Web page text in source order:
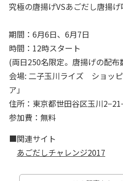
究極の唐揚げVSあごだし唐揚
期間：6月6日、6月7日
時間：12時スタート
(両日250名限定。唐揚げの配
会場: 二子玉川ライズ ショッ
ア」
住所：東京都世田谷区玉川
参加費：無料
■関連サイト
あごだしチャレンジ2017